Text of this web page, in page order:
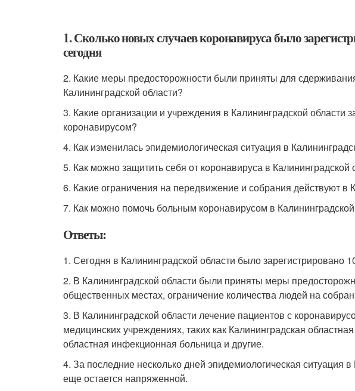
1. Сколько новых случаев коронавируса было
сегодня
2. Какие меры предосторожности были приняты для
Калининградской области?
3. Какие организации и учреждения в Калининградской области
коронавирусом?
4. Как изменилась эпидемиологическая ситуация в
5. Как можно защитить себя от коронавируса в Калининградской
6. Какие ограничения на передвижение и собрания действуют в
7. Как можно помочь больным коронавирусом в
Ответы:
1. Сегодня в Калининградской области было зарегистрировано
2. В Калининградской области были приняты меры
общественных местах, ограничение количества людей на
3. В Калининградской области лечение пациентов с
медицинских учреждениях, таких как Калининградская
областная инфекционная больница и другие.
4. За последние несколько дней эпидемиологическая ситуация
еще остается напряженной.